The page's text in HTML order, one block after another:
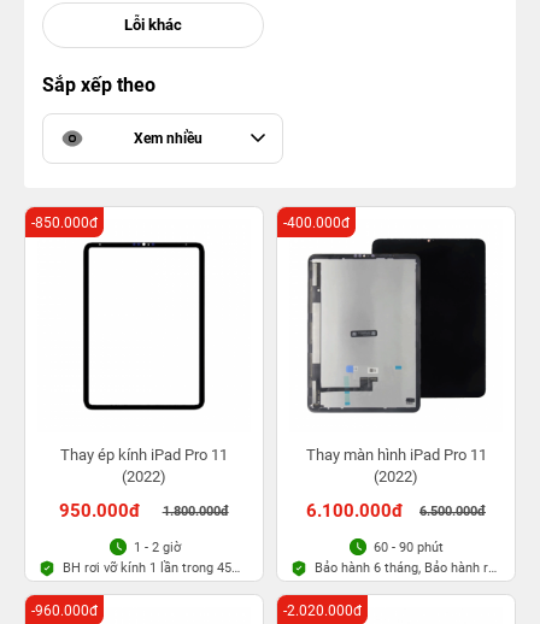
Sắp xếp theo
Xem nhiều
Thay ép kính iPad Pro 11
(2022)
950.000đ 1.800.000đ
-850.000đ
1 - 2 giờ
BH rơi vỡ kính 1 lần trong 45
ngày
Thay màn hình iPad Pro 11
(2022)
6.100.000đ 6.500.000đ
-400.000đ
60 - 90 phút
Bảo hành 6 tháng, Bảo hành rơi
vỡ
-960.000đ -2.020.000đ